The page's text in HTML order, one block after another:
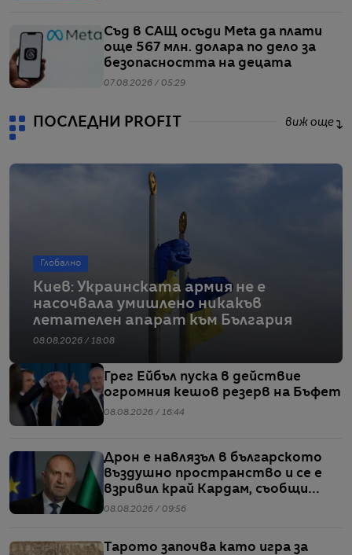
Съд в САЩ осъди Meta да плати
още 567 млн. долара по дело за
безопасността на децата
07.08.2026 / 05:29
ПОСЛЕДНИ PROFIT виж още
Глобално
Киев: Украинската армия не е
насочвала умишлено никакъв
летателен апарат към България
08.08.2026 / 18:08
Грег Ейбъл пуска в действие
огромния кешов резерв на Бъфет
08.08.2026 / 16:44
Дрон е навлязъл в българското
въздушно пространство и се е
взривил край Кардам, съобщи
Радев
08.08.2026 / 09:56
Тарото започва като игра за